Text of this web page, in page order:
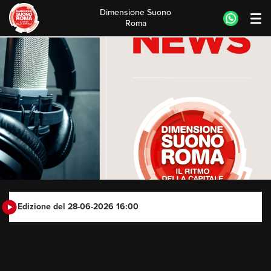
Skip
to
content
Dimensione Suono
Roma
Edizione del 28-06-2026 16:00